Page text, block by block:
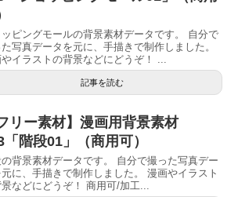
ッピングモールの背景素材データです。 自分で
写真データを元に、手描きで制作しました。
イラストの背景などにどうぞ！ ...
記事を読む
リー素材】漫画用背景素材
「階段01」（商用可）
の背景素材データです。 自分で撮った写真デー
元に、手描きで制作しました。 漫画やイラスト
などにどうぞ！ 商用可/加工...